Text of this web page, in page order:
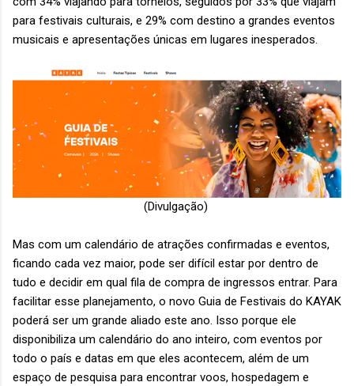
para festivais culturais, e 29% com destino a grandes eventos
musicais e apresentações únicas em lugares inesperados.
(Divulgação)
Mas com um calendário de atrações confirmadas e eventos,
ficando cada vez maior, pode ser difícil estar por dentro de
tudo e decidir em qual fila de compra de ingressos entrar. Para
facilitar esse planejamento, o novo Guia de Festivais do KAYAK
poderá ser um grande aliado este ano. Isso porque ele
disponibiliza um calendário do ano inteiro, com eventos por
todo o país e datas em que eles acontecem, além de um
espaço de pesquisa para encontrar voos, hospedagem e